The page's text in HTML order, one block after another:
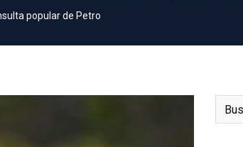
popular de Petro